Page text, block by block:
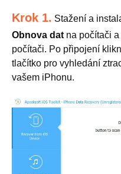
Krok 1. Stažení a
Obnova dat na počítači
počítači. Po připojení
tlačítko pro vyhledání
vašem iPhonu.